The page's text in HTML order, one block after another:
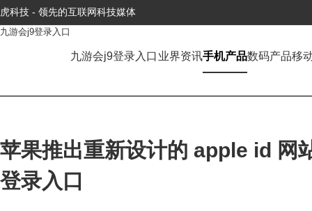
虎科技 - 领先的互联网科技媒体
九游会j9登录入口
九游会j9登录入口 业界资讯手机产品数码产品移
苹果推出重新设计的 apple id 网
登录入口